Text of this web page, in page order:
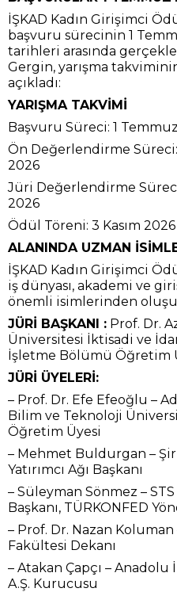
İŞKAD Kadın Girişimci
başvuru sürecinin 1
tarihleri arasında
Gergin, yarışma
açıkladı:
YARIŞMA TAKVİMİ
Başvuru Süreci: 1
Ön Değerlendirme Süreci:
2026
Jüri Değerlendirme
2026
Ödül Töreni: 3 Kasım 2026
ALANINDA UZMAN
İŞKAD Kadın Girişimci
iş dünyası, akademi ve
önemli isimlerinden
JÜRİ BAŞKANI : Prof. Dr.
Üniversitesi İktisadi ve
İşletme Bölümü Öğretim
JÜRİ ÜYELERİ:
– Prof. Dr. Efe Efeoğlu –
Bilim ve Teknoloji
Öğretim Üyesi
– Mehmet Buldurgan –
Yatırımcı Ağı Başkanı
– Süleyman Sönmez –
Başkanı, TÜRKONFED
– Prof. Dr. Nazan
Fakültesi Dekanı
– Atakan Çapçı –
A.Ş. Kurucusu